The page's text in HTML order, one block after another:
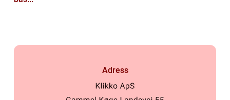
Adress